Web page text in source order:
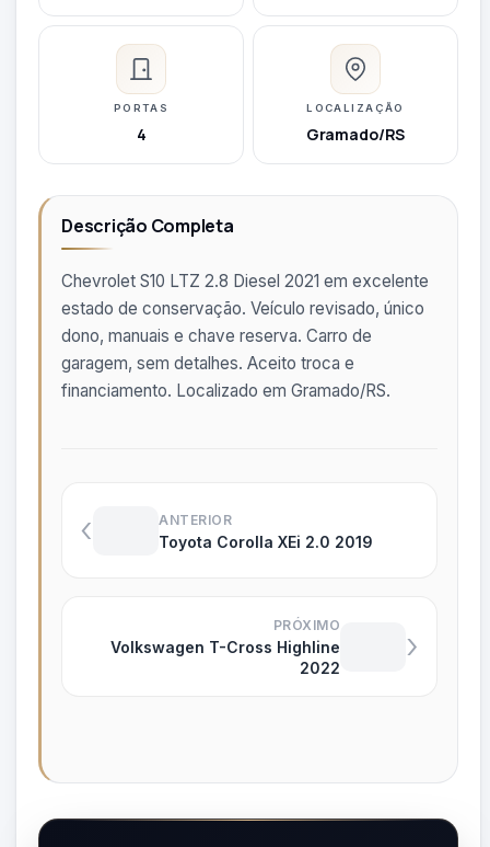
PORTAS
4
LOCALIZAÇÃO
Gramado/RS
Descrição Completa
Chevrolet S10 LTZ 2.8 Diesel 2021 em excelente
estado de conservação. Veículo revisado, único
dono, manuais e chave reserva. Carro de
garagem, sem detalhes. Aceito troca e
financiamento. Localizado em Gramado/RS.
‹ ANTERIOR
Toyota Corolla XEi 2.0 2019
PRÓXIMO
Volkswagen T-Cross Highline
2022
›